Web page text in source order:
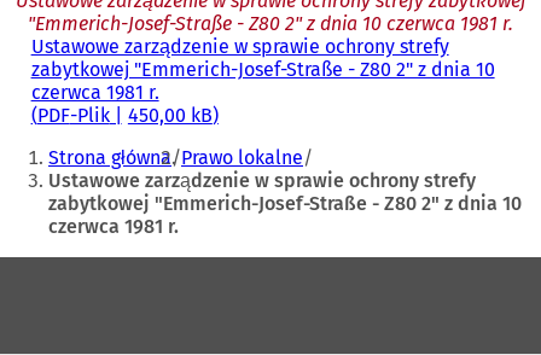
"Emmerich-Josef-Straße - Z80 2" z dnia 10 czerwca 1981 r.
Ustawowe zarządzenie w sprawie ochrony strefy
zabytkowej "Emmerich-Josef-Straße - Z80 2" z dnia 10
czerwca 1981 r.
PDF-Plik 450,00 kB
Jesteś
tutaj:
Strona główna Prawo lokalne
Ustawowe zarządzenie w sprawie ochrony strefy
zabytkowej "Emmerich-Josef-Straße - Z80 2" z dnia 10
czerwca 1981 r.